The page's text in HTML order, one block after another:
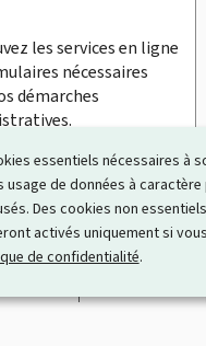
essentiels nécessaires à
de données à caractère
Des cookies non
activés uniquement si
de confidentialité.
les services en ligne
nécessaires
démarches
S’inscrire à la
informationnel qui
services proposés par